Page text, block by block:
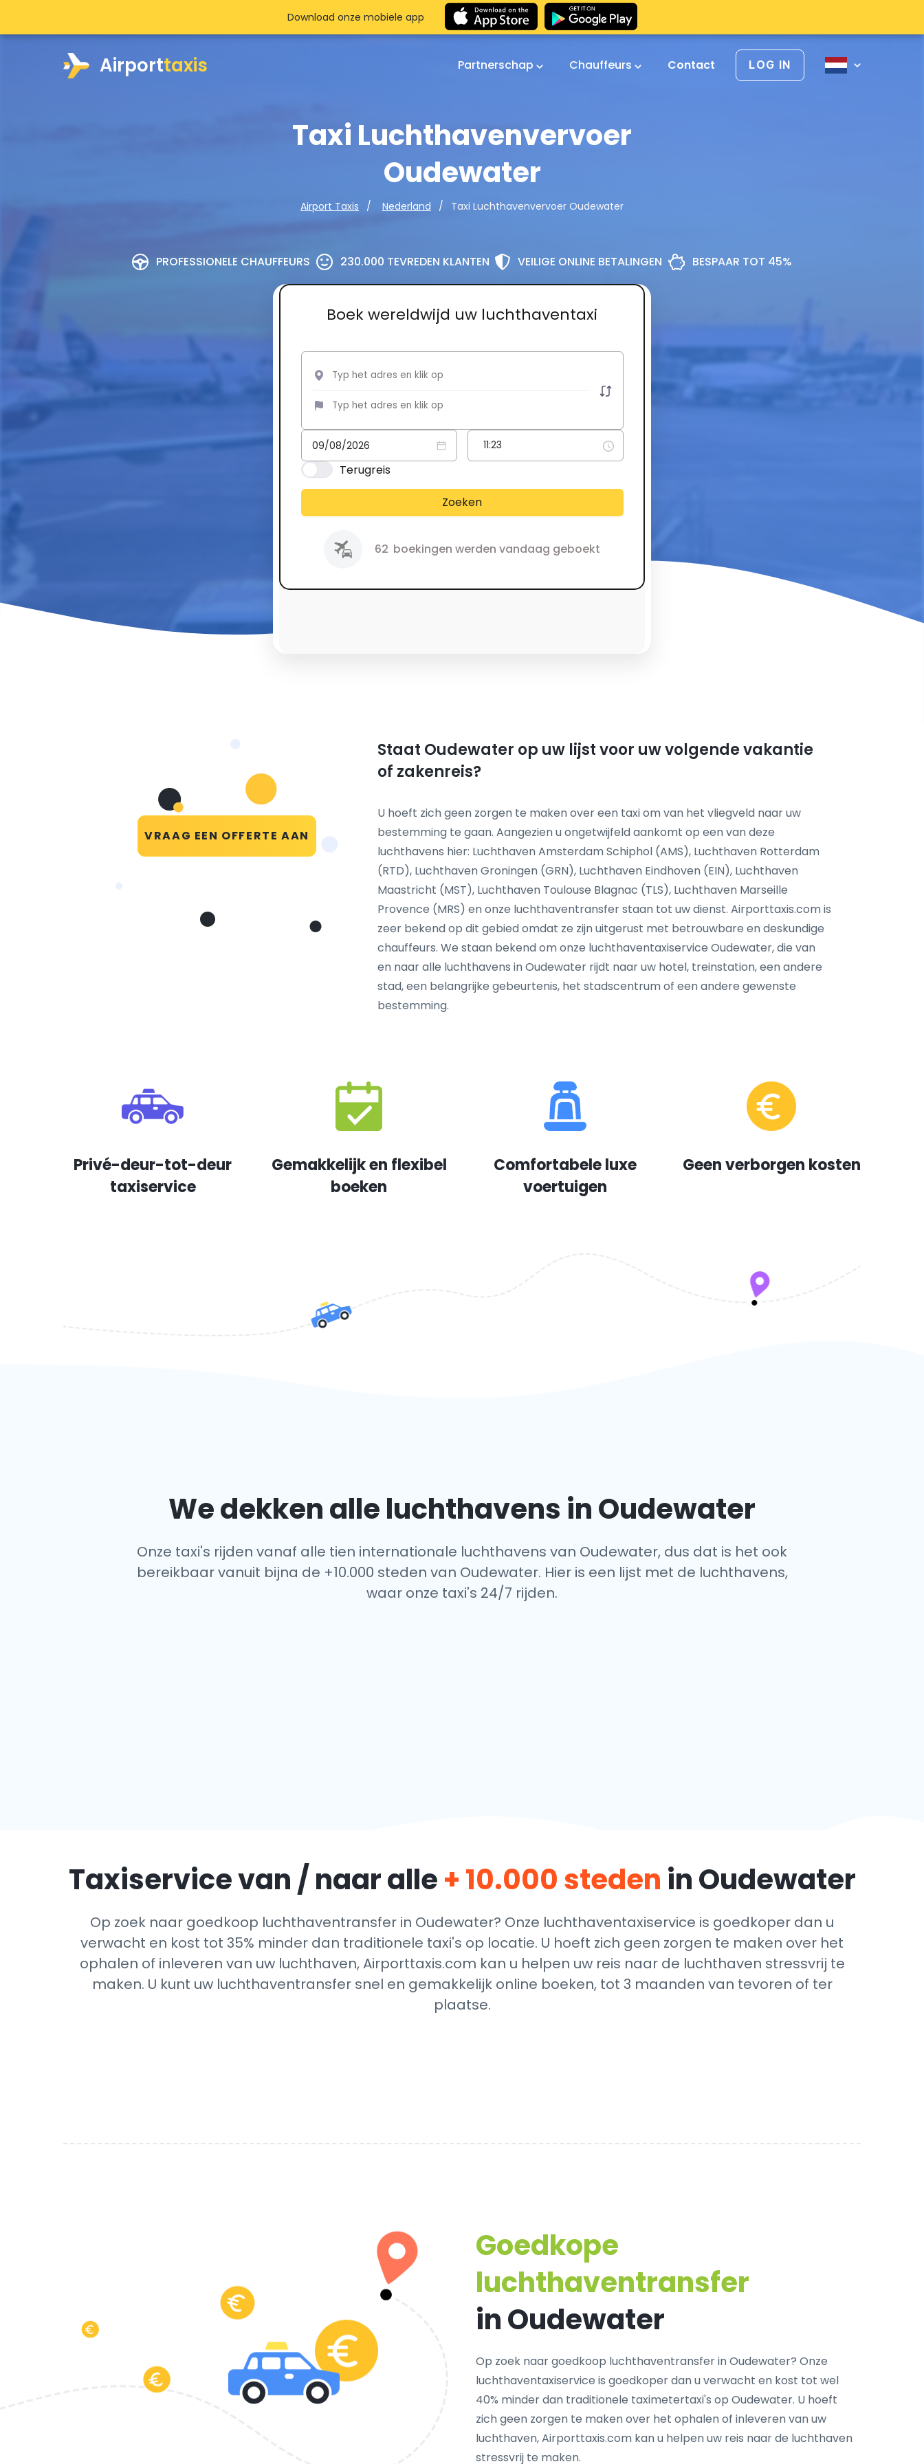
Airporttaxis Partnerschap Chauffeurs Contact LOG IN
Taxi Luchthavenvervoer
Oudewater
Airport Taxis Nederland Taxi Luchthavenvervoer Oudewater
PROFESSIONELE CHAUFFEURS 230.000 TEVREDEN KLANTEN VEILIGE ONLINE BETALINGEN BESPAAR TOT 45%
Boek wereldwijd uw luchthaventaxi
Terugreis
Zoeken
62 boekingen werden vandaag geboekt
Download onze mobiele app
VRAAG EEN OFFERTE AAN
Staat Oudewater op uw lijst voor uw volgende vakantie
of zakenreis?
U hoeft zich geen zorgen te maken over een taxi om van het vliegveld naar uw
bestemming te gaan. Aangezien u ongetwijfeld aankomt op een van deze
luchthavens hier: Luchthaven Amsterdam Schiphol (AMS), Luchthaven Rotterdam
(RTD), Luchthaven Groningen (GRN), Luchthaven Eindhoven (EIN), Luchthaven
Maastricht (MST), Luchthaven Toulouse Blagnac (TLS), Luchthaven Marseille
Provence (MRS) en onze luchthaventransfer staan tot uw dienst. Airporttaxis.com is
zeer bekend op dit gebied omdat ze zijn uitgerust met betrouwbare en deskundige
chauffeurs. We staan bekend om onze luchthaventaxiservice Oudewater, die van
en naar alle luchthavens in Oudewater rijdt naar uw hotel, treinstation, een andere
stad, een belangrijke gebeurtenis, het stadscentrum of een andere gewenste
bestemming.
Privé-deur-tot-deur
taxiservice
Gemakkelijk en flexibel
boeken
Comfortabele luxe
voertuigen
Geen verborgen kosten
We dekken alle luchthavens in Oudewater
Onze taxi's rijden vanaf alle tien internationale luchthavens van Oudewater, dus dat is het ook
bereikbaar vanuit bijna de +10.000 steden van Oudewater. Hier is een lijst met de luchthavens,
waar onze taxi's 24/7 rijden.
Taxiservice van / naar alle+ 10.000 steden in Oudewater
Op zoek naar goedkoop luchthaventransfer in Oudewater? Onze luchthaventaxiservice is goedkoper dan u
verwacht en kost tot 35% minder dan traditionele taxi's op locatie. U hoeft zich geen zorgen te maken over het
ophalen of inleveren van uw luchthaven, Airporttaxis.com kan u helpen uw reis naar de luchthaven stressvrij te
maken. U kunt uw luchthaventransfer snel en gemakkelijk online boeken, tot 3 maanden van tevoren of ter
plaatse.
Goedkope
luchthaventransfer
in Oudewater
Op zoek naar goedkoop luchthaventransfer in Oudewater? Onze
luchthaventaxiservice is goedkoper dan u verwacht en kost tot wel
40% minder dan traditionele taximetertaxi's op Oudewater. U hoeft
zich geen zorgen te maken over het ophalen of inleveren van uw
luchthaven, Airporttaxis.com kan u helpen uw reis naar de luchthaven
stressvrij te maken.